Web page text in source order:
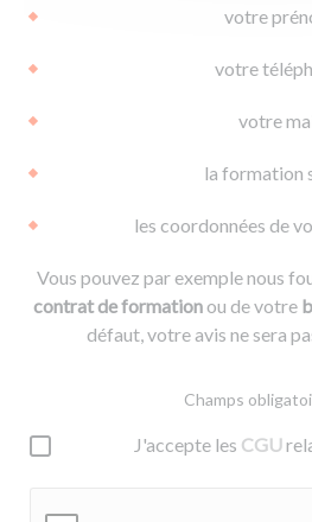
votre
votre
votre
la formation
les coordonnées de
Vous pouvez par exemple nous
contrat de formationou de votre
défaut, votre avis ne sera
Champs
J'accepte les CGU